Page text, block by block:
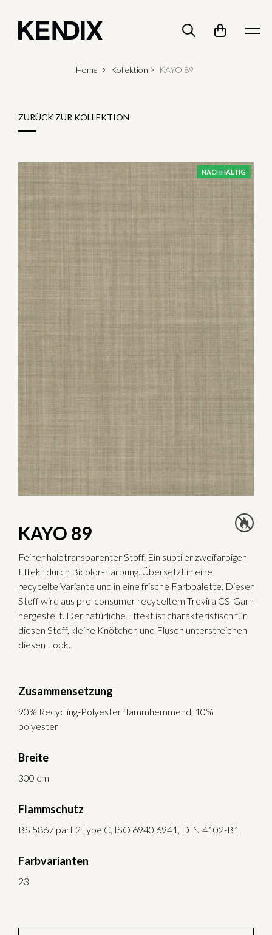
Home Kollektion KAYO 89
ZURÜCK ZUR KOLLEKTION
KAYO 89
Feiner halbtransparenter Stoff. Ein subtiler zweifarbiger
Effekt durch Bicolor-Färbung. Übersetzt in eine
recycelte Variante und in eine frische Farbpalette. Dieser
Stoff wird aus pre-consumer recyceltem Trevira CS-Garn
hergestellt. Der natürliche Effekt ist charakteristisch für
diesen Stoff, kleine Knötchen und Flusen unterstreichen
diesen Look.
Zusammensetzung
90% Recycling-Polyester flammhemmend, 10%
polyester
Breite
300 cm
Flammschutz
BS 5867 part 2 type C, ISO 6940 6941, DIN 4102-B1
Farbvarianten
23
NACHHALTIG